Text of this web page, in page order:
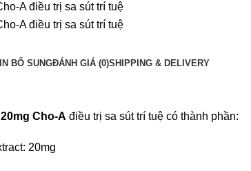
BỔ SUNGĐÁNH GIÁ (0)SHIPPING & DELIVERY
Cho-A điều trị sa sút trí tuệ có thành phần:
20mg